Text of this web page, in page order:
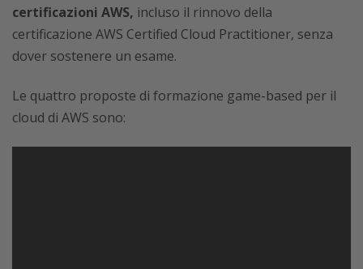
certificazioni AWS, incluso il rinnovo della
certificazione AWS Certified Cloud Practitioner, senza
dover sostenere un esame.
Le quattro proposte di formazione game-based per il
cloud di AWS sono: